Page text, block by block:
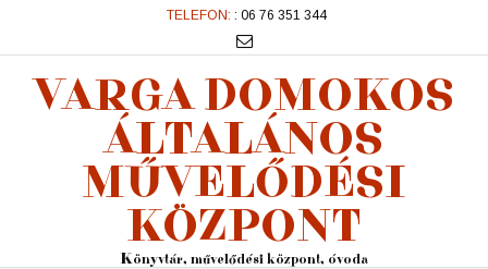
TELEFON: : 06 76 351 344
VARGA DOMOKOS
ÁLTALÁNOS
MŰVELŐDÉSI
KÖZPONT
Könyvtár, művelődési központ, óvoda